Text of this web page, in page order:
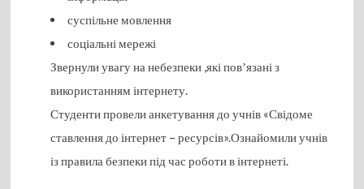
суспільне мовлення
соціальні мережі
Звернули увагу на небезпеки ,які повʼязані з
використанням інтернету.
Студенти провели анкетування до учнів «Свідоме
ставлення до інтернет – ресурсів».Ознайомили учнів
із правила безпеки під час роботи в інтернеті.